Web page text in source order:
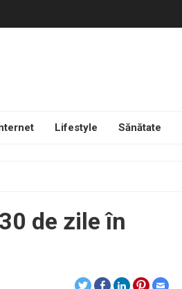
Lifestyle Sănătate
de zile în